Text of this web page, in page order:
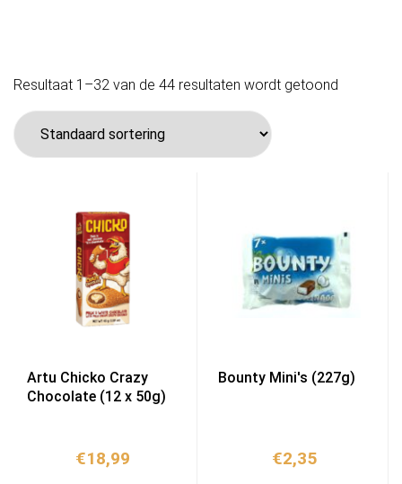
Resultaat 1–32 van de 44 resultaten wordt getoond
Artu Chicko Crazy
Chocolate (12 x 50g)
€18,99
Bounty Mini's (227g)
€2,35